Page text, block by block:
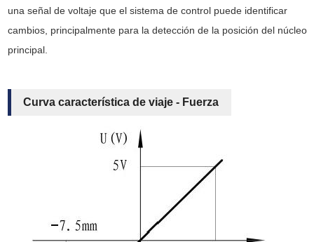
una señal de voltaje que el sistema de control puede identificar
cambios, principalmente para la detección de la posición del núcleo
principal.
Curva característica de viaje - Fuerza